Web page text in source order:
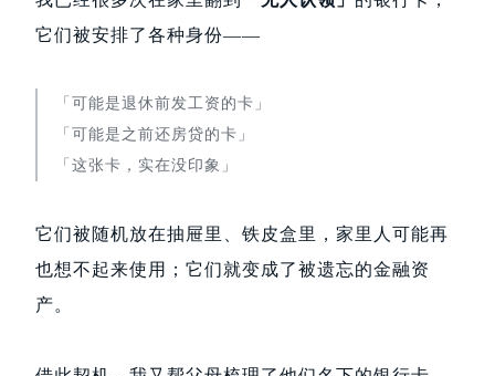
它们被安排了各种身份——
「可能是退休前发工资的卡」
「可能是之前还房贷的卡」
「这张卡，实在没印象」
它们被随机放在抽屉里、铁皮盒里，家里人可能再
也想不起来使用；它们就变成了被遗忘的金融资
产。